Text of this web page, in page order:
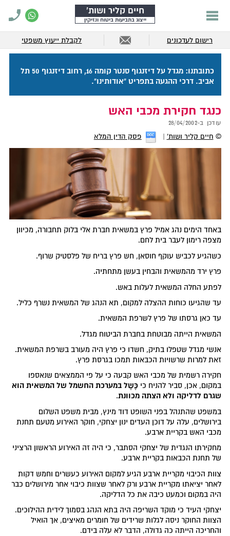
חיים קליר ושות'
ייצוג בתביעות ביטוח ונזיקין
רישום לעדכונים לקבלת ייעוץ משפטי
כתובתנו: מגדל על דיזנגוף סנטר קומה 16, רחוב דיזנגוף 50 תל
אביב. דרכי ההגעה בתפריט "אודותינו".
כנגד חקירת מכבי האש
עודכן ב-28/04/2002
© חיים קליר ושות' פסק הדין המלא
באחד הימים נהג אמיל פרץ במשאית חברת אלי בלוק תחבורה, מכיוון
מצפה רימון לעבר בית לחם.
כשהגיע לכביש עוקף חוסאן, חש פרץ בריח של פלסטיק שרוף.
פרץ ירד מהמשאית והבחין בעשן מתחתיה.
לפתע החלה המשאית לעלות באש.
עד שהגיעו כוחות ההצלה למקום, תא הנהג של המשאית נשרף כליל.
עד כאן גרסתו של פרץ לשרפת המשאית.
המשאית הייתה מבוטחת בחברת הביטוח מגדל.
אנשי מגדל שטפלו בתיק, חשדו כי פרץ היה מעורב בשרפת המשאית.
זאת למרות שרשויות הכבאות תמכו בגרסת פרץ.
חקירה רשמית של מכבי האש קבעה כי על פי הממצאים שנאספו
במקום, אכן, סביר להניח כי כֶּשֶל במערכת החשמל של המשאית הוא
שגרם לדליקה ולא הצתה מכוונת.
במשפט שהתנהל בפני השופט דוד מינץ, מבית משפט השלום
בירושלים, עלה על דוכן העדים ינון יצחקי, חוקר האירוע מטעם תחנת
מכבי האש בקריית ארבע.
מחקירתו הנגדית של יצחקי הסתבר, כי היה זה האירוע הראשון הרציני
של תחנת הכבאות בקריית ארבע.
צוות הכיבוי מקריית ארבע הגיע למקום האירוע כעשרים וחמש דקות
לאחר יציאתו מקריית ארבע ורק לאחר שצוות כיבוי אחר מירושלים כבר
היה במקום וכמעט כיבה את כל הדליקה.
יצחקי העיד כי מוקד השריפה היה בתא הנהג בסמוך לידית ההילוכים.
הצוות החוקר ניסה לגלות שרידים של חומרים מאיצים, אך הואיל
והחריכה הייתה כה גדולה, הדבר לא עלה בידם.